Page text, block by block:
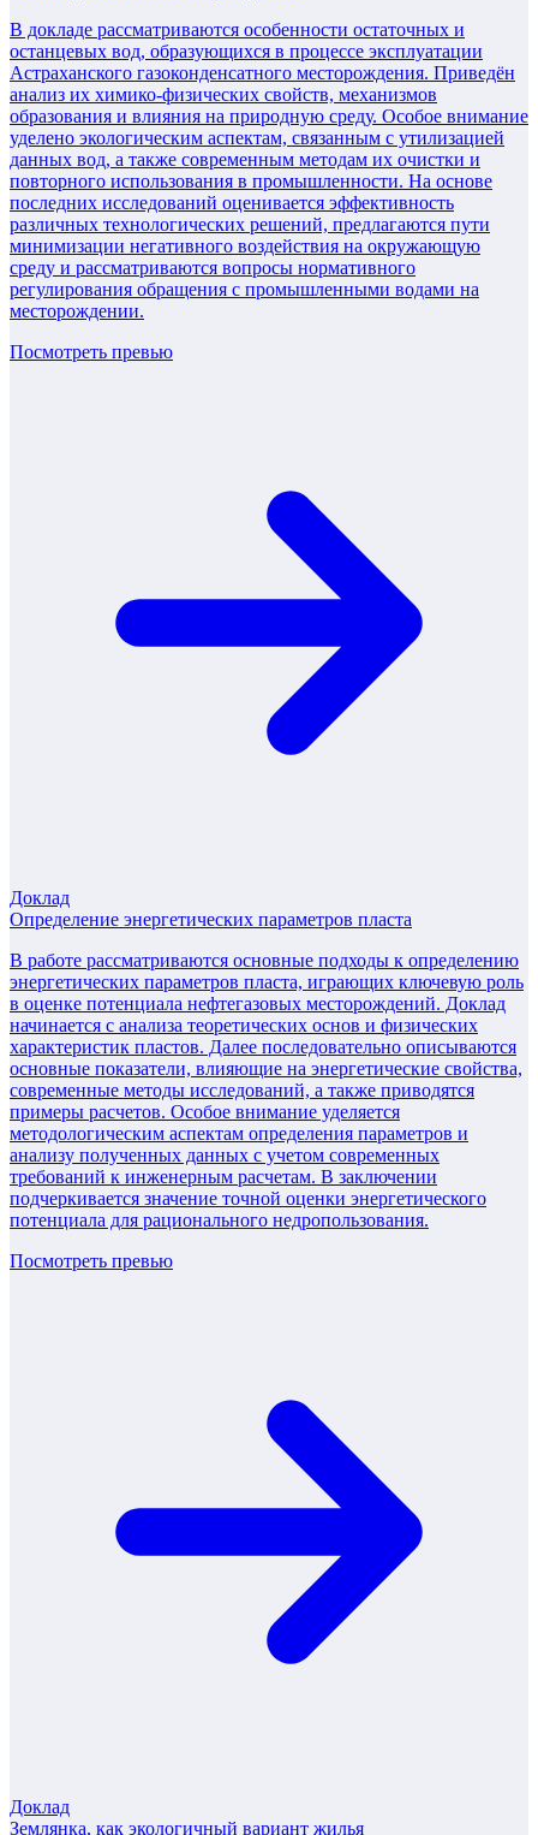
В докладе рассматриваются особенности остаточных и
останцевых вод, образующихся в процессе эксплуатации
Астраханского газоконденсатного месторождения. Приведён
анализ их химико-физических свойств, механизмов
образования и влияния на природную среду. Особое внимание
уделено экологическим аспектам, связанным с утилизацией
данных вод, а также современным методам их очистки и
повторного использования в промышленности. На основе
последних исследований оценивается эффективность
различных технологических решений, предлагаются пути
минимизации негативного воздействия на окружающую
среду и рассматриваются вопросы нормативного
регулирования обращения с промышленными водами на
месторождении.
Посмотреть превью
Доклад
Определение энергетических параметров пласта
В работе рассматриваются основные подходы к определению
энергетических параметров пласта, играющих ключевую роль
в оценке потенциала нефтегазовых месторождений. Доклад
начинается с анализа теоретических основ и физических
характеристик пластов. Далее последовательно описываются
основные показатели, влияющие на энергетические свойства,
современные методы исследований, а также приводятся
примеры расчетов. Особое внимание уделяется
методологическим аспектам определения параметров и
анализу полученных данных с учетом современных
требований к инженерным расчетам. В заключении
подчеркивается значение точной оценки энергетического
потенциала для рационального недропользования.
Посмотреть превью
Доклад
Землянка, как экологичный вариант жилья